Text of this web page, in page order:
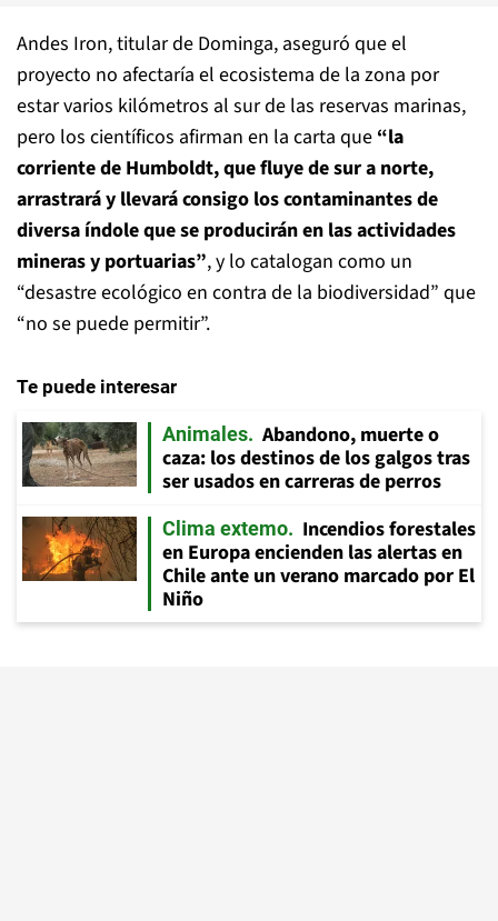
Andes Iron, titular de Dominga, aseguró que el
proyecto no afectaría el ecosistema de la zona por
estar varios kilómetros al sur de las reservas marinas,
pero los científicos afirman en la carta que “la
corriente de Humboldt, que fluye de sur a norte,
arrastrará y llevará consigo los contaminantes de
diversa índole que se producirán en las actividades
mineras y portuarias”, y lo catalogan como un
“desastre ecológico en contra de la biodiversidad” que
“no se puede permitir”.
Te puede interesar
Animales
Abandono, muerte o
caza: los destinos de los galgos tras
ser usados en carreras de perros
Clima extemo
Incendios forestales
en Europa encienden las alertas en
Chile ante un verano marcado por El
Niño